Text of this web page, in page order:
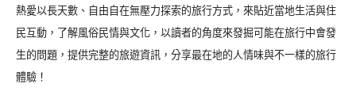
熱愛以長天數、自由自在無壓力探索的旅行方式，來貼近當地生活與住
民互動，了解風俗民情與文化，以讀者的角度來發掘可能在旅行中會發
生的問題，提供完整的旅遊資訊，分享最在地的人情味與不一樣的旅行
體驗！